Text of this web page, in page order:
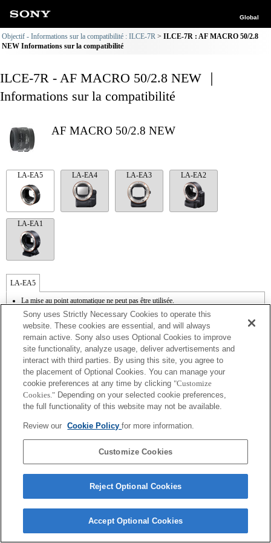
Global
Objectif - Informations sur la compatibilité : ILCE-7R
ILCE-7R : AF MACRO 50/2.8
NEW Informations sur la compatibilité
ILCE-7R - AF MACRO 50/2.8 NEW ｜
Informations sur la compatibilité
AF MACRO 50/2.8 NEW
LA-EA5 LA-EA4 LA-EA3 LA-EA2
LA-EA1
LA-EA5
La mise au point automatique ne peut pas être utilisée.
Disponible avec une bague d'adaptation d'objectif.
Le mode SteadyShot n'est pas pris en charge.
Le son de fonctionnement du diaphragme est enregistré à l'aide du microphone
interne.
Outside the A (Aperture priority), S (Shutter priority), and M (Manual) modes, the
shutter speed and the aperture can not be adjusted during the movie recording.
La fonction [Comp. objectif ] (Compensation de l'objectif) n'est pas opérationnelle.
Si vous fixez l'objectif à monture A à l'aide de l'adaptateur, la fonction d'aide à la mise
au point manuelle ne fonctionne pas automatiquement lorsque vous tournez la bague
de mise au point. Vous pouvez agrandir l'image en sélectionnant la fonction [Loupe
mise pt] ou [Aide MF] sur n'importe quelle touche de "Réglag. touche perso".
Sony uses Strictly Necessary Cookies to operate this
website. These cookies are essential, and will always
remain active. Sony also uses Optional Cookies to improve
site functionality, analyze usage, deliver advertisements and
interact with third parties. By using this site, you agree to
the placement of Optional Cookies. You can manage your
cookie preferences at any time by clicking "Customize
Cookies." Depending on your selected cookie preferences,
the full functionality of this website may not be available.
Review our Cookie Policyfor more information.
Customize Cookies
Reject Optional Cookies
Accept Optional Cookies